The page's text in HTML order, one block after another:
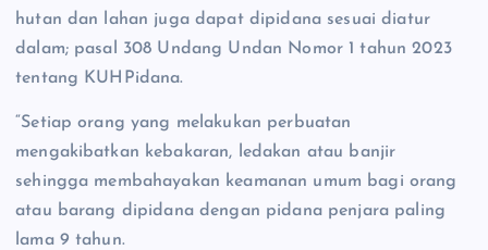
hutan dan lahan juga dapat dipidana sesuai diatur
dalam; pasal 308 Undang Undan Nomor 1 tahun 2023
tentang KUHPidana.
“Setiap orang yang melakukan perbuatan
mengakibatkan kebakaran, ledakan atau banjir
sehingga membahayakan keamanan umum bagi orang
atau barang dipidana dengan pidana penjara paling
lama 9 tahun.